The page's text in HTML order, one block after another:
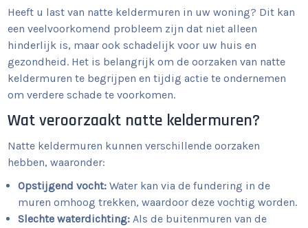
Heeft u last van natte keldermuren in uw woning? Dit kan
een veelvoorkomend probleem zijn dat niet alleen
hinderlijk is, maar ook schadelijk voor uw huis en
gezondheid. Het is belangrijk om de oorzaken van natte
keldermuren te begrijpen en tijdig actie te ondernemen
om verdere schade te voorkomen.
Wat veroorzaakt natte keldermuren?
Natte keldermuren kunnen verschillende oorzaken
hebben, waaronder:
Opstijgend vocht: Water kan via de fundering in de
muren omhoog trekken, waardoor deze vochtig worden.
Slechte waterdichting: Als de buitenmuren van de